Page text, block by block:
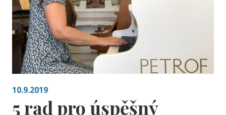
10.9.2019
5 rad pro úspěšný